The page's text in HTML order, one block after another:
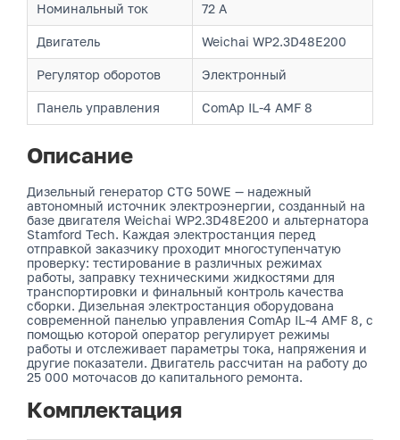
Номинальный ток 72 А
Двигатель Weichai WP2.3D48E200
Регулятор оборотов Электронный
Панель управления ComAp IL-4 AMF 8
Описание
Дизельный генератор CTG 50WE — надежный
автономный источник электроэнергии, созданный на
базе двигателя Weichai WP2.3D48E200 и альтернатора
Stamford Tech. Каждая электростанция перед
отправкой заказчику проходит многоступенчатую
проверку: тестирование в различных режимах
работы, заправку техническими жидкостями для
транспортировки и финальный контроль качества
сборки. Дизельная электростанция оборудована
современной панелью управления ComAp IL-4 AMF 8, с
помощью которой оператор регулирует режимы
работы и отслеживает параметры тока, напряжения и
другие показатели. Двигатель рассчитан на работу до
25 000 моточасов до капитального ремонта.
Комплектация